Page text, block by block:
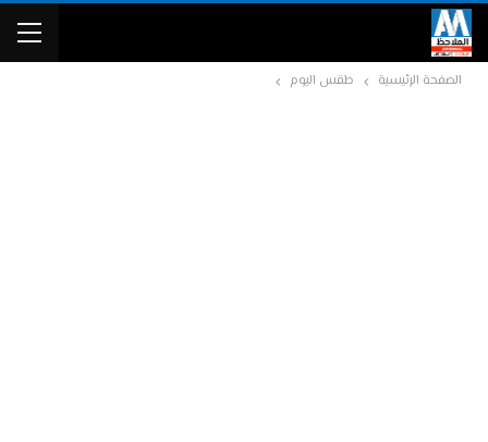
الصفحة الرئيسية طقس اليوم